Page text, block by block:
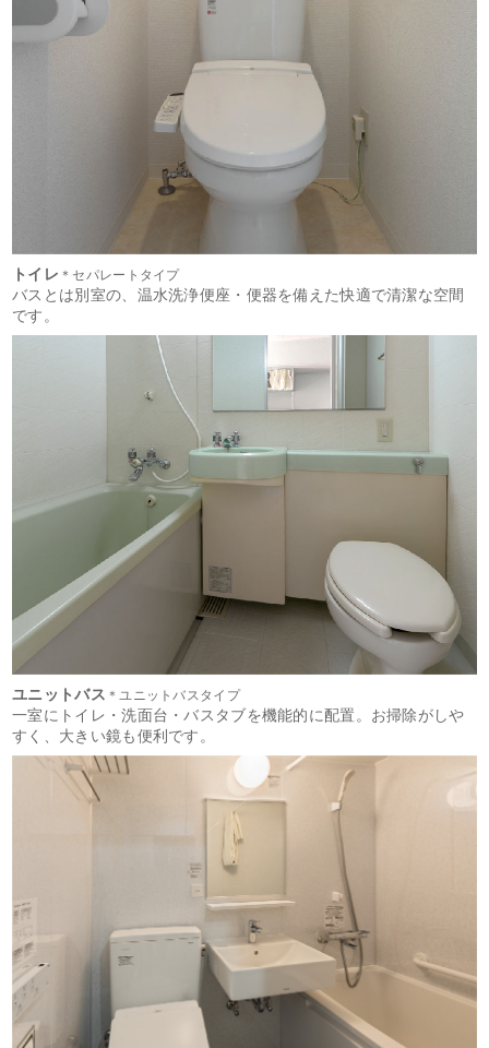
トイレ ＊セパレートタイプ
バスとは別室の、温水洗浄便座・便器を備えた快適で清潔な空間
です。
ユニットバス ＊ユニットバスタイプ
一室にトイレ・洗面台・バスタブを機能的に配置。お掃除がしや
すく、大きい鏡も便利です。